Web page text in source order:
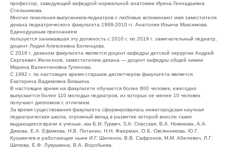
профессор, заведующий кафедрой нормальной анатомии Ирина Геннадьевна
Стельникова.
Многие поколения выпускников-педиатров с любовью вспоминают имя заместителя
декана педиатрического факультета 1968-2010 гг. Анатолия Ильича Максимова.
Единодушным признанием
пользуется занимавшая эту должность с 2010 г. по 2019 г. замечательный педиатр,
доцент Лидия Алексеевна Беленцова.
С 2018 г. деканом факультета является доцент кафедры детской хирургии Андрей
Сергеевич Железнов, заместителем декана — доцент кафедры общей химии
Марина Валентиновна Гуленова.
С 1992 г. по настоящее время старшим диспетчером факультета является
Екатерина Вадимовна Векшина.
В настоящее время на факультете обучается более 800 человек, ежегодно
выпускается более 110 молодых педиатров, из которых не менее 10 человек
получают дипломом с отличием.
За время существования факультета сформировалась нижегородская научная
педиатрическая школа, огромный вклад в развитие которой внесли такие
выдающиеся врачи и ученые, как Б.И. Гурвич, З.А. Спасская, В.А. Новикова, А.А.
Дикова, Е.А. Ефимова, Н.В. Потанин, Н.Н. Фаерман, О.Б. Овсянникова, Ю.Г.
Кузьмичев и работающие ныне И.Г. Шиленок, В.В. Сафронов, М.М. Абелевич, Л.Г.
Шипова, Е.Ф. Лукушкина, В.А. Воробьева.